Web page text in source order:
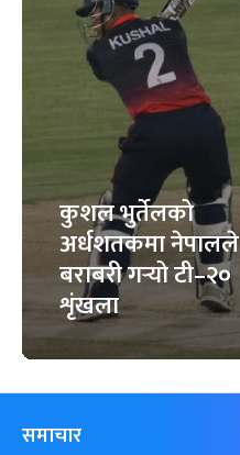
कुशल भुर्तेलको
अर्धशतकमा नेपालले
बराबरी गर्‍यो टी–२०
शृंखला
समाचार